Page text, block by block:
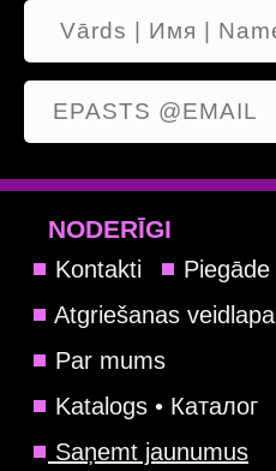
NODERĪGI
Kontakti Piegāde
Atgriešanas veidlapa
Par mums
Katalogs • Каталог
Saņemt jaunumus